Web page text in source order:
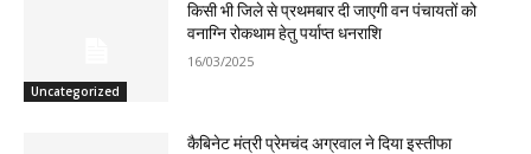
Uncategorized
किसी भी जिले से प्रथमबार दी जाएगी वन पंचायतों को
वनाग्नि रोकथाम हेतु पर्याप्त धनराशि
16/03/2025
कैबिनेट मंत्री प्रेमचंद अग्रवाल ने दिया इस्तीफा